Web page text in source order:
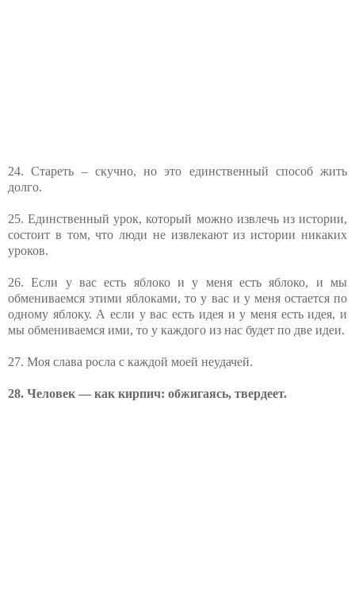
24. Стареть – скучно, но это единственный способ жить
долго.
25. Единственный урок, который можно извлечь из истории,
состоит в том, что люди не извлекают из истории никаких
уроков.
26. Если у вас есть яблоко и у меня есть яблоко, и мы
обмениваемся этими яблоками, то у вас и у меня остается по
одному яблоку. А если у вас есть идея и у меня есть идея, и
мы обмениваемся ими, то у каждого из нас будет по две идеи.
27. Моя слава росла с каждой моей неудачей.
28. Человек — как кирпич: обжигаясь, твердеет.